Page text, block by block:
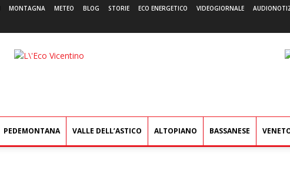
MONTAGNA METEO BLOG STORIE ECO ENERGETICO VIDEOGIORNALE
L'Eco
PEDEMONTANA VALLE DELL’ASTICO ALTOPIANO BASSANESE